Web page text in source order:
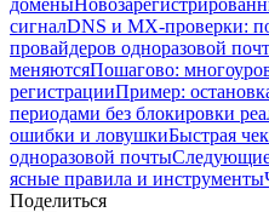
сигналDNS и MX-проверки:
провайдеров одноразовой
меняютсяПошагово:
регистрацииПример:
периодами без блокировки
ошибки и ловушкиБыстрая
одноразовой почтыСледующие
ясные правила и инструменты
Поделиться